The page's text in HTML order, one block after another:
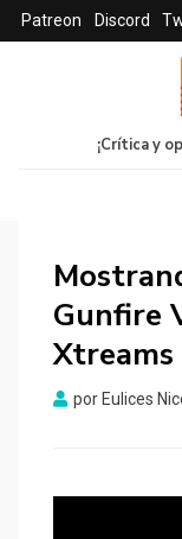
Patreon Discord
¡Crítica y
Gunfire
Xtreams
por Eulices